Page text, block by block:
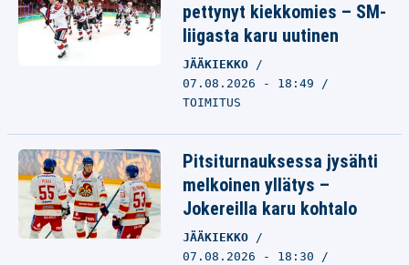
pettynyt kiekkomies – SM-
liigasta karu uutinen
JÄÄKIEKKO
07.08.2026 - 18:49
TOIMITUS
Pitsiturnauksessa jysähti
melkoinen yllätys –
Jokereilla karu kohtalo
JÄÄKIEKKO
07.08.2026 - 18:30